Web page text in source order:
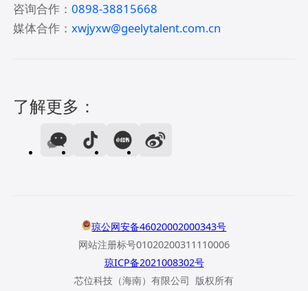
咨询合作：0898-38815668
媒体合作：xwjyxw@geelytalent.com.cn
了解更多：
琼公网安备46020002000343号
网站注册标号01020200311110006
琼ICP备2021008302号
芯位科技（海南）有限公司 版权所有